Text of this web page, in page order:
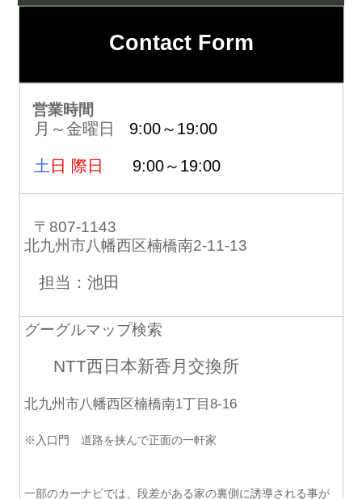
Contact Form
営業時間
月～金曜日 9:00～19:00
土 日 際日 9:00～19:00
〒807-1143
北九州市八幡西区楠橋南2-11-13
担当：池田
グーグルマップ検索
NTT西日本新香月交換所
北九州市八幡西区楠橋南1丁目8-16
※入口門 道路を挟んで正面の一軒家
一部のカーナビでは、段差がある家の裏側に誘導される事が